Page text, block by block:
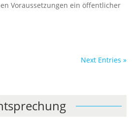
Voraussetzungen ein öffentlicher
Next Entries »